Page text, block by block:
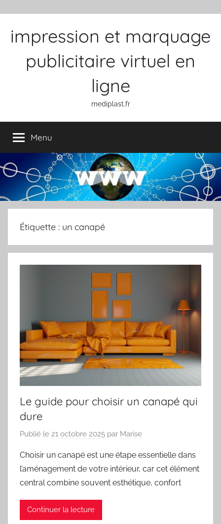
impression et marquage
publicitaire virtuel en
ligne
mediplast.fr
Menu
Étiquette : un canapé
Le guide pour choisir un canapé qui
dure
Publié le 21 octobre 2025 par Marise
Choisir un canapé est une étape essentielle dans
l’aménagement de votre intérieur, car cet élément
central combine souvent esthétique, confort
Continuer la lecture